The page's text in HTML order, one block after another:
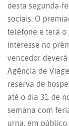
desta segunda-
sociais. O
telefone e terá o
interesse no
vencedor
Agência de
reserva de
até o dia 31 de
semana com
urna, em